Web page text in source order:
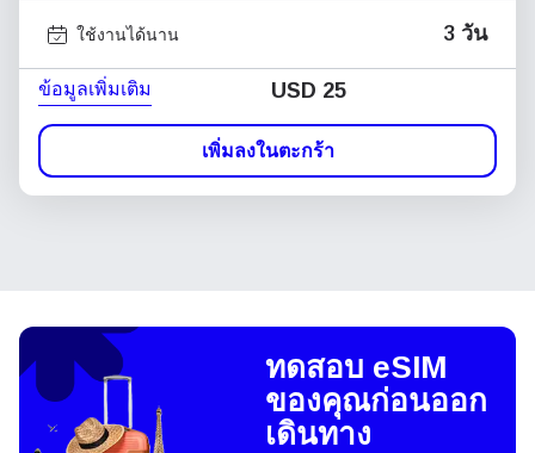
ใช้งานได้นาน 3 วัน
ข้อมูลเพิ่มเติม USD 25
เพิ่มลงในตะกร้า
ทดสอบ eSIM
ของคุณก่อนออก
เดินทาง